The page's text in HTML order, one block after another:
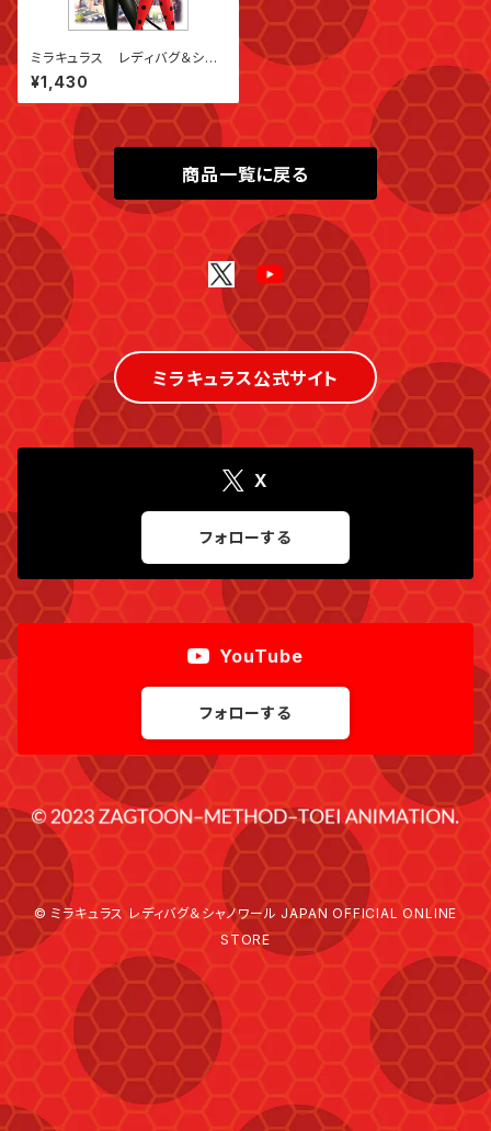
ミラキュラス レディバグ＆シャ
ノワール 今日からスーパーヒ
ーロー！ （単行本）
¥1,430
商品一覧に戻る
ミラキュラス公式サイト
X
フォローする
YouTube
フォローする
© ミラキュラス レディバグ＆シャノワール JAPAN OFFICIAL ONLINE
STORE